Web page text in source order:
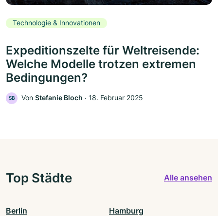
Technologie & Innovationen
Expeditionszelte für Weltreisende:
Welche Modelle trotzen extremen
Bedingungen?
SB Von Stefanie Bloch ‧ 18. Februar 2025
Top Städte Alle ansehen
Berlin Hamburg